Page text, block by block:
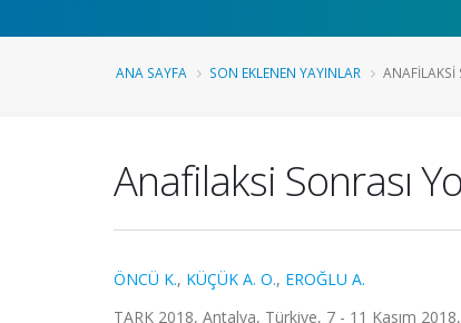
ANA SAYFA SON EKLENEN YAYINLAR ANAFILAKSI
Anafilaksi Sonrası
ÖNCÜ K., KÜÇÜK A. O., EROĞLU A.
TARK 2018, Antalya, Türkiye, 7 - 11 Kasım